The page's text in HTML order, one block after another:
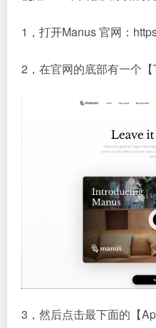
1，打开Manus 官网：
2，在官网的底部有一个【
3，然后点击最下面的【